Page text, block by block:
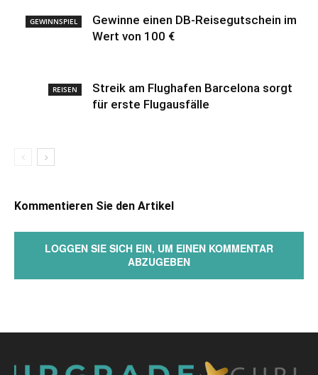
GEWINNSPIEL
Gewinne einen DB-Reisegutschein im
Wert von 100 €
REISEN
Streik am Flughafen Barcelona sorgt
für erste Flugausfälle
Kommentieren Sie den Artikel
LOGGEN SIE SICH EIN, UM EINEN KOMMENTAR
ABZUGEBEN